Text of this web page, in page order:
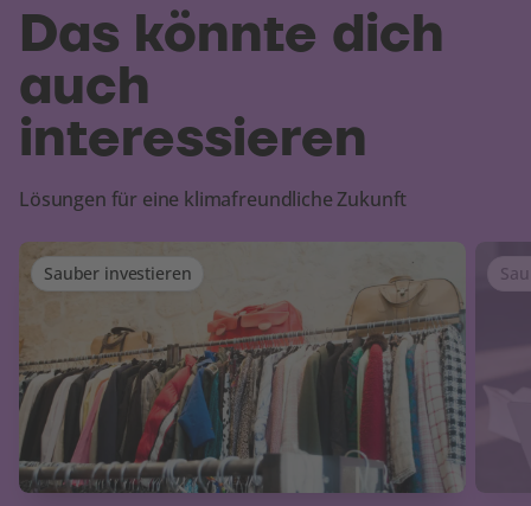
Das könnte dich
auch
interessieren
Lösungen für eine klimafreundliche Zukunft
Sauber investieren